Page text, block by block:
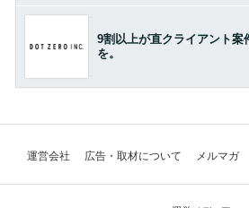
9割以上が直クライアント案
を。
運営会社 広告・取材について メルマガ